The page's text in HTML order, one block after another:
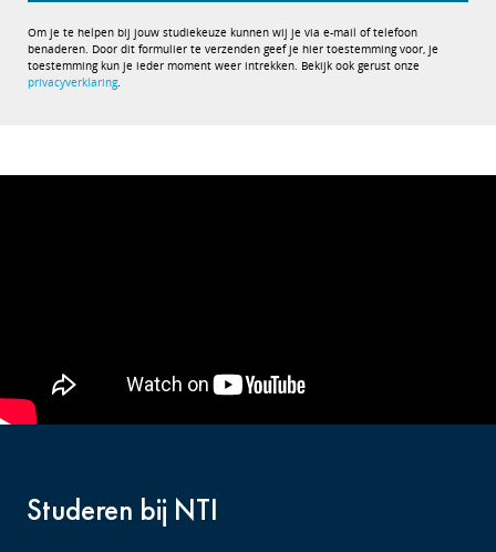
Om je te helpen bij jouw studiekeuze kunnen wij je via e-mail of telefoon
benaderen. Door dit formulier te verzenden geef je hier toestemming voor, je
toestemming kun je ieder moment weer intrekken. Bekijk ook gerust onze
privacyverklaring.
Studeren bij NTI